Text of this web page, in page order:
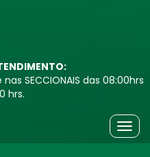
nas SECCIONAIS das 08:00hrs
hrs.